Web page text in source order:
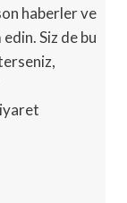
haberler ve
Siz de bu